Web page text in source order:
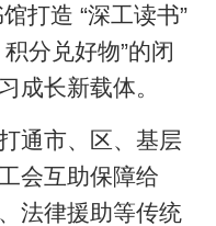
打造 “深工读书”
分兑好物”的闭
成长新载体。
通市、区、基层
会互助保障给
法律援助等传统